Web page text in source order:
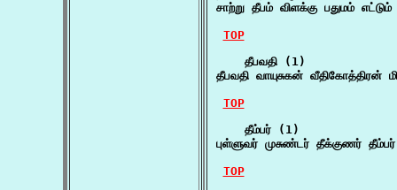
சாற்று தீபம் விளக்கு பதுமம்
TOP
    தீபவதி (1)
தீபவதி வாயுசுகன்
TOP
    தீம்பர் (1)
புள்ளுவர் முசுண்டர் தீக்குணர்
TOP